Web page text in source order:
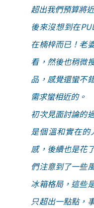
超出我們預算將
後來沒想到在
在楠梓而已！老
看，然後也稍微
品，感覺還蠻不
需求蠻相近的。
初次見面討論的
是個溫和實在的
感，後續也是花
們注意到了一些
冰箱格局，這些
只超出一點點，